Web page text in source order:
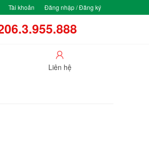
Tài khoản Đăng nhập / Đăng ký
Liên hệ